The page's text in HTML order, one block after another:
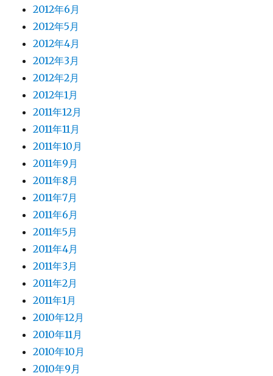
2012年6月
2012年5月
2012年4月
2012年3月
2012年2月
2012年1月
2011年12月
2011年11月
2011年10月
2011年9月
2011年8月
2011年7月
2011年6月
2011年5月
2011年4月
2011年3月
2011年2月
2011年1月
2010年12月
2010年11月
2010年10月
2010年9月